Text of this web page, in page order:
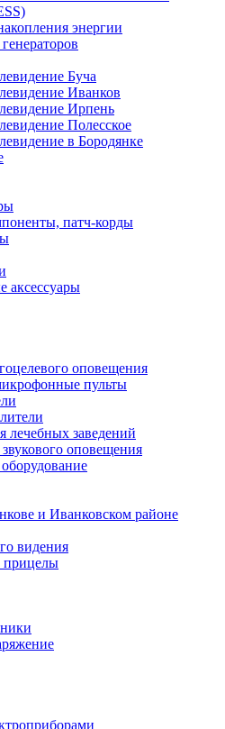
энергии
Буча
Иванков
Ирпень
Полесское
в Бородянке
патч-корды
аксессуары
оповещения
пульты
лечебных заведений
оповещения
и Иванковском районе
видения
прицелы